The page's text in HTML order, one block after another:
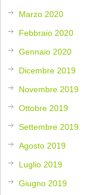
Marzo 2020
Febbraio 2020
Gennaio 2020
Dicembre 2019
Novembre 2019
Ottobre 2019
Settembre 2019
Agosto 2019
Luglio 2019
Giugno 2019